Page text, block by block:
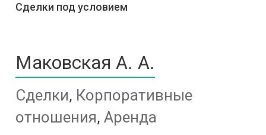
Сделки под условием
Маковская А. А.
Сделки, Корпоративные
отношения, Аренда